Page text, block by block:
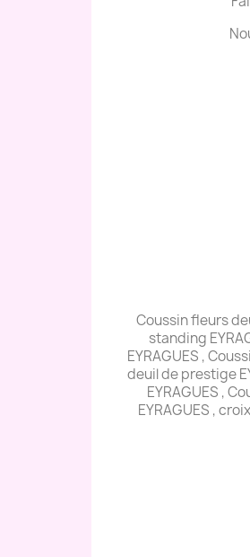
Coussin fleurs
standing
EYRAGUES ,
deuil de prestige
EYRAGUES ,
EYRAGUES ,